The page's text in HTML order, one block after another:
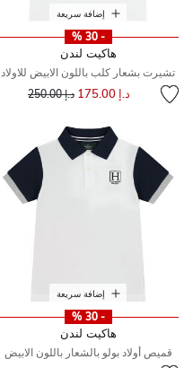
إضافة سريعة
- 30 %
هاكيت لندن
تشيرت بشعار كلب باللون الابيض للاولاد
د.إ 175.00 سعر مخفض مند.إ 250.00
إضافة سريعة
- 30 %
هاكيت لندن
قميص أولاد بولو بالشعار باللون الابيض